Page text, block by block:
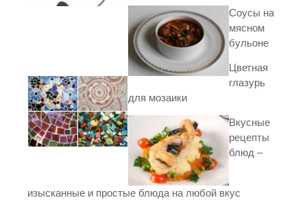
Соусы на
мясном
бульоне
Цветная
глазурь
для мозаики
Вкусные
рецепты
блюд –
изысканные и простые блюда на любой вкус